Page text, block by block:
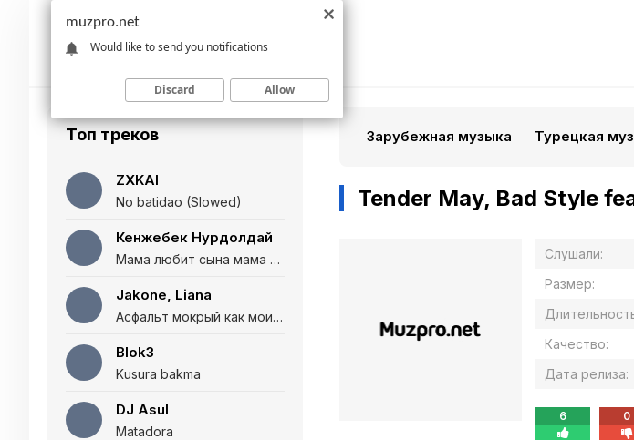
Топ треков
ZXKAI
No batidao (Slowed)
Кенжебек Нурдолдай
Мама любит сына мама любит дочь (Полная версия)
Jakone, Liana
Асфальт мокрый как мои глаза и я нарезаю
Blok3
Kusura bakma
DJ Asul
Matadora
Зарубежная музыка Турецкая
Tender May, Bad Style
Слушали:
Размер:
Качество:
Дата релиза:
6 0
muzpro.net
Would like to send you notifications
Discard Allow